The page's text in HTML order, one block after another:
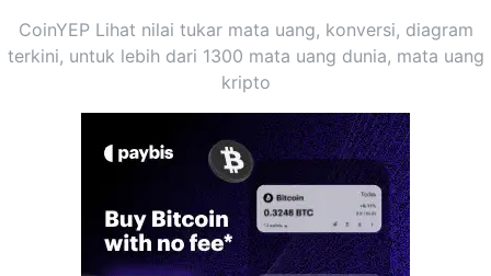
CoinYEP Lihat nilai tukar mata uang, konversi, diagram
terkini, untuk lebih dari 1300 mata uang dunia, mata uang
kripto